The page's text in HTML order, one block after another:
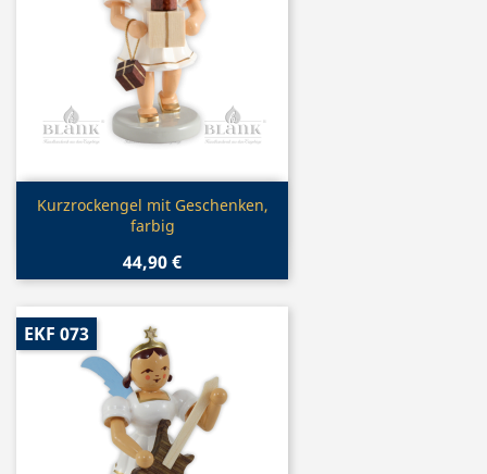
Vorschau
Kurzrockengel mit Geschenken,
farbig
44,90 €
EKF 073